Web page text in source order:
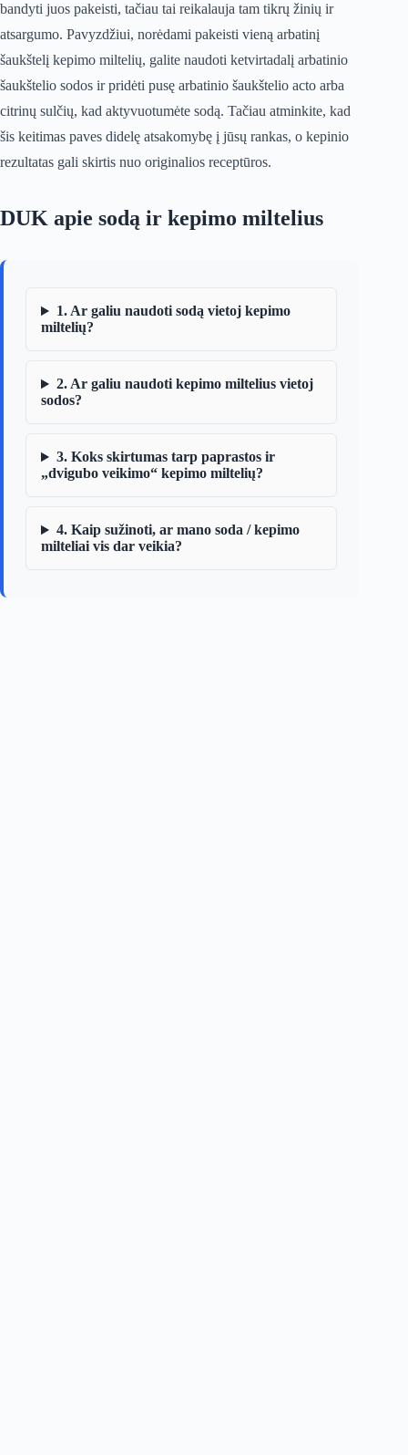
bandyti juos pakeisti, tačiau tai reikalauja tam tikrų žinių ir
atsargumo. Pavyzdžiui, norėdami pakeisti vieną arbatinį
šaukštelį kepimo miltelių, galite naudoti ketvirtadalį arbatinio
šaukštelio sodos ir pridėti pusę arbatinio šaukštelio acto arba
citrinų sulčių, kad aktyvuotumėte sodą. Tačiau atminkite, kad
šis keitimas paves didelę atsakomybę į jūsų rankas, o kepinio
rezultatas gali skirtis nuo originalios receptūros.
DUK apie sodą ir kepimo miltelius
1. Ar galiu naudoti sodą vietoj kepimo
miltelių?
2. Ar galiu naudoti kepimo miltelius vietoj
sodos?
3. Koks skirtumas tarp paprastos ir
„dvigubo veikimo“ kepimo miltelių?
4. Kaip sužinoti, ar mano soda / kepimo
milteliai vis dar veikia?